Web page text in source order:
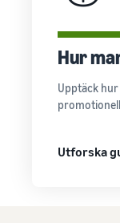
Hur
Upptäck
Utforska